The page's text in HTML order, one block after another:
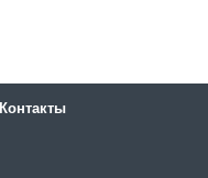
Контакты